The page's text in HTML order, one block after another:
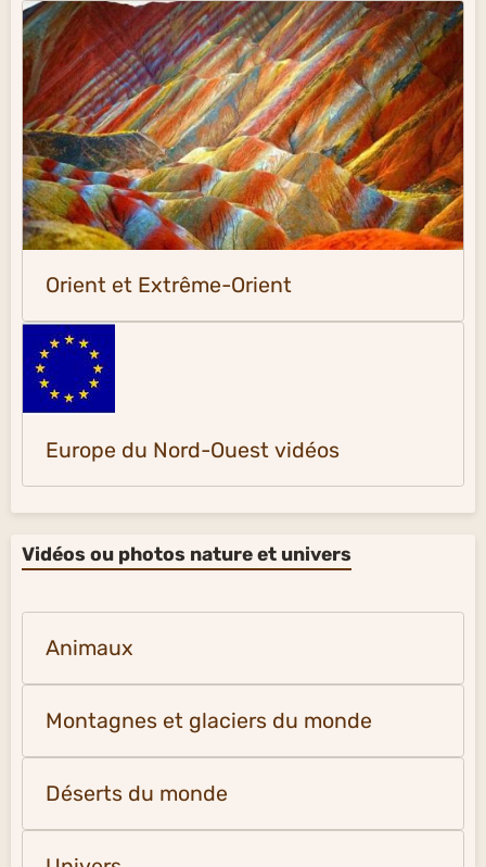
Orient et Extrême-Orient
Europe du Nord-Ouest vidéos
Vidéos ou photos nature et univers
Animaux
Montagnes et glaciers du monde
Déserts du monde